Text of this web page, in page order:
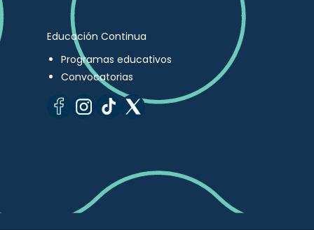
Educación Continua
Programas educativos
Convocatorias